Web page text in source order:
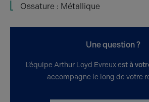
Ossature : Métallique
Une question ?
L’équipe Arthur Loyd Evreux est à
accompagne le long de votre